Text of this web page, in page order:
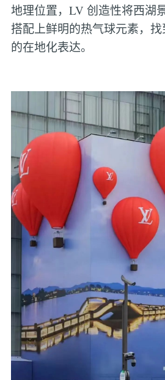
地理位置，LV 创造性将西湖
搭配上鲜明的热气球元素，
的在地化表达。